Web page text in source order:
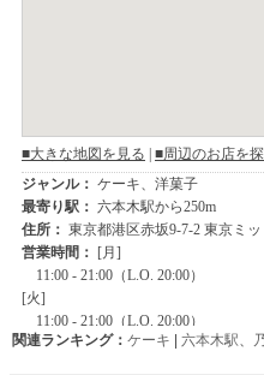
関連ランキング： ケーキ | 六本木駅